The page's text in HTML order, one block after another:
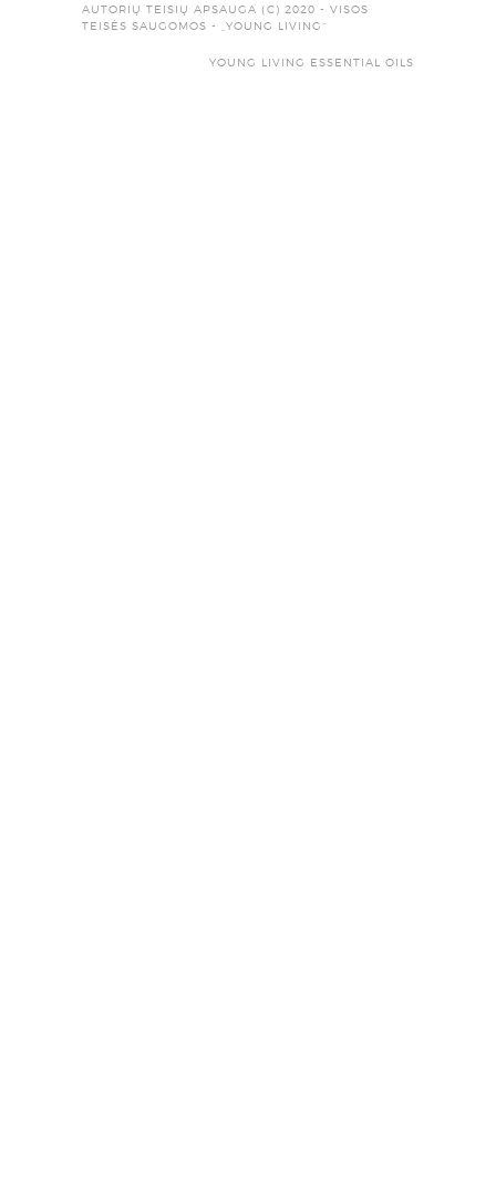
AUTORIŲ TEISIŲ APSAUGA (C) 2020 - VISOS
TEISĖS SAUGOMOS - „YOUNG LIVING“
YOUNG LIVING ESSENTIAL OILS